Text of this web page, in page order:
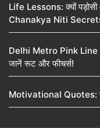
Life Lessons: क्यों पड़ोसी
Chanakya Niti
Delhi Metro Pink Line
जानें रूट और फीचर्स!
Motivational Quotes: